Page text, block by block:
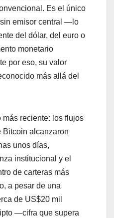
Es el único
emisor central —lo
del dólar, del euro o
monetario
por eso, su valor
más allá del
reciente: los flujos
Bitcoin alcanzaron
unos días,
institucional y el
de carteras más
a pesar de una
de US$20 mil
—cifra que supera